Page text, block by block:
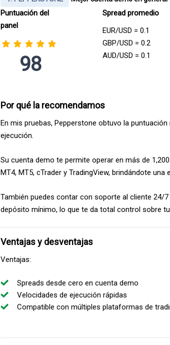
Puntuación del
panel
98
Spread promedio
EUR/USD = 0.1
GBP/USD = 0.2
AUD/USD = 0.1
Por qué la recomendamos
En mis pruebas, Pepperstone obtuvo la
ejecución.
Su cuenta demo te permite operar en más de
MT4, MT5, cTrader y TradingView, brindándote una
También puedes contar con soporte al cliente 24/
depósito mínimo, lo que te da total control sobre
Ventajas y desventajas
Ventajas:
Spreads desde cero en cuenta demo
Velocidades de ejecución rápidas
Compatible con múltiples plataformas de